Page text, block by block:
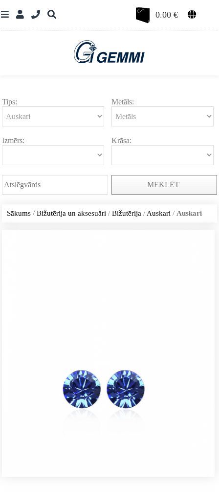
0.00€
Tips: Metāls:
Izmērs: Krāsa:
MEKLĒT
Sākums /Bižutērija un aksesuāri /Bižutērija / Auskari / Auskari